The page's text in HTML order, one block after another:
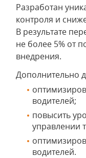
Разработан
контроля и
В результате
не более 5% от
внедрения.
Дополнительно
водителей;
повысить
управлении
водителей.